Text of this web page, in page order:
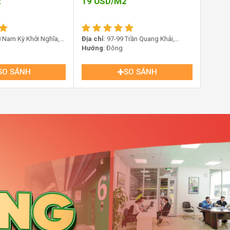
Nam Kỳ Khởi Nghĩa,
TP.HCM
SÁNH
Địa chỉ: 97-99 Trần Quang Khải,
Phường Tân Định, TP HCM
Hướng : Đông
SO SÁNH